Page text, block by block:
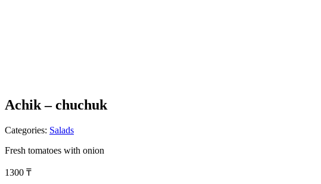
Achik – chuchuk
Categories: Salads
Fresh tomatoes with onion
1300 ₸